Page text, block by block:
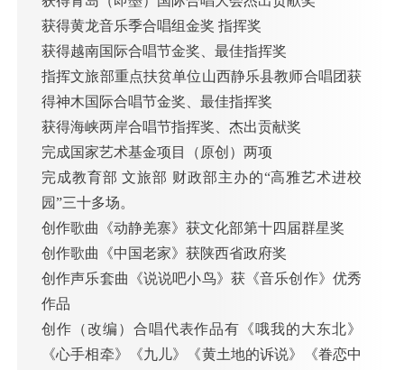
获得黄龙音乐季合唱组金奖 指挥奖
获得越南国际合唱节金奖、最佳指挥奖
指挥文旅部重点扶贫单位山西静乐县教师合唱团获
得神木国际合唱节金奖、最佳指挥奖
获得海峡两岸合唱节指挥奖、杰出贡献奖
完成国家艺术基金项目（原创）两项
完成教育部 文旅部 财政部主办的“高雅艺术进校
园”三十多场。
创作歌曲《动静羌寨》获文化部第十四届群星奖
创作歌曲《中国老家》获陕西省政府奖
创作声乐套曲《说说吧小鸟》获《音乐创作》优秀
作品
创作（改编）合唱代表作品有《哦我的大东北》
《心手相牵》《九儿》《黄土地的诉说》《眷恋中